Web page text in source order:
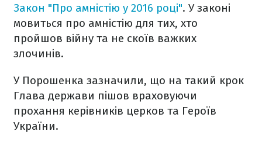
Закон "Про амністію у 2016 році". У законі
мовиться про амністію для тих, хто
пройшов війну та не скоїв важких
злочинів.
У Порошенка зазначили, що на такий крок
Глава держави пішов враховуючи
прохання керівників церков та Героїв
України.